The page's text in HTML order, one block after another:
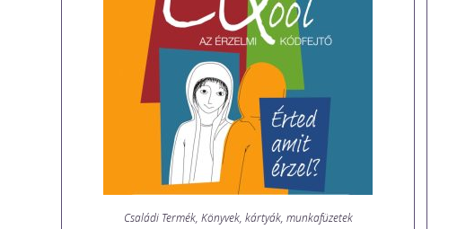
Családi Termék, Könyvek, kártyák, munkafüzetek